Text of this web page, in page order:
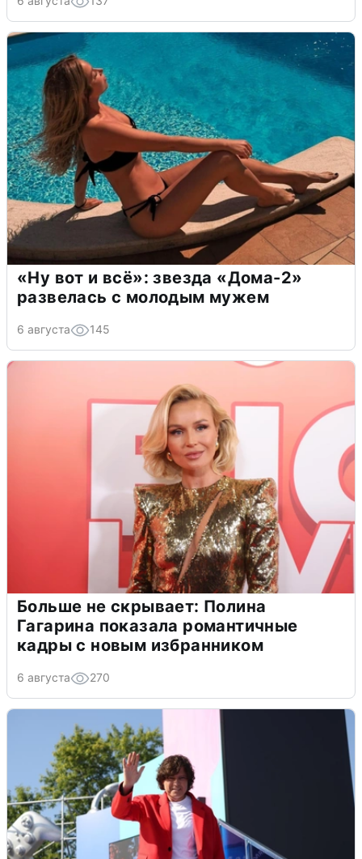
«Ну вот и всё»: звезда «Дома-2»
развелась с молодым мужем
6 августа 145
Больше не скрывает: Полина
Гагарина показала романтичные
кадры с новым избранником
6 августа 270